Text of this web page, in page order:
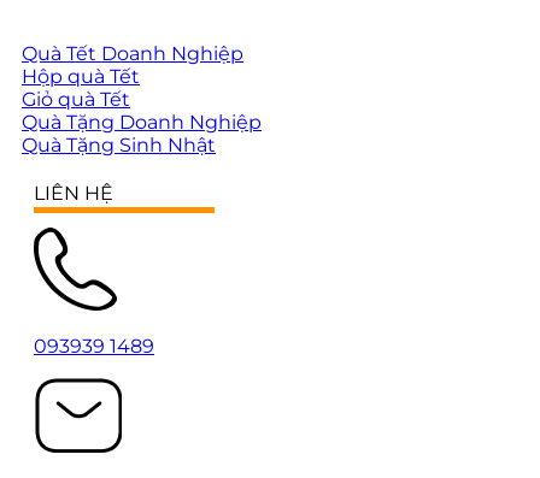
Quà Tết Doanh Nghiệp
Hộp quà Tết
Giỏ quà Tết
Quà Tặng Doanh Nghiệp
Quà Tặng Sinh Nhật
LIÊN HỆ
093939 1489